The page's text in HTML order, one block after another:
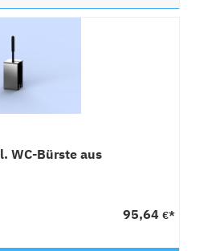
WC-Bürste aus
95,64 €*